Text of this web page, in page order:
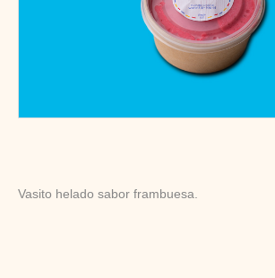
Vasito helado sabor frambuesa.